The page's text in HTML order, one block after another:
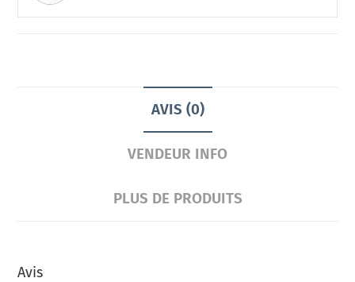
AVIS (0)
VENDEUR INFO
PLUS DE PRODUITS
Avis